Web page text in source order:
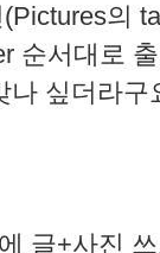
의
순서대로
나 싶더라구
글+사진